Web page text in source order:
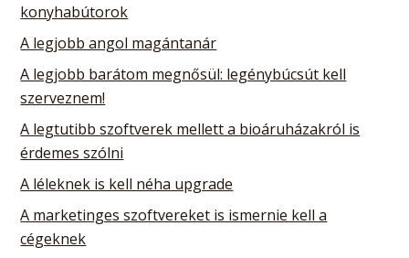
konyhabútorok
A legjobb angol magántanár
A legjobb barátom megnősül: legénybúcsút kell
szerveznem!
A legtutibb szoftverek mellett a bioáruházakról is
érdemes szólni
A léleknek is kell néha upgrade
A marketinges szoftvereket is ismernie kell a
cégeknek